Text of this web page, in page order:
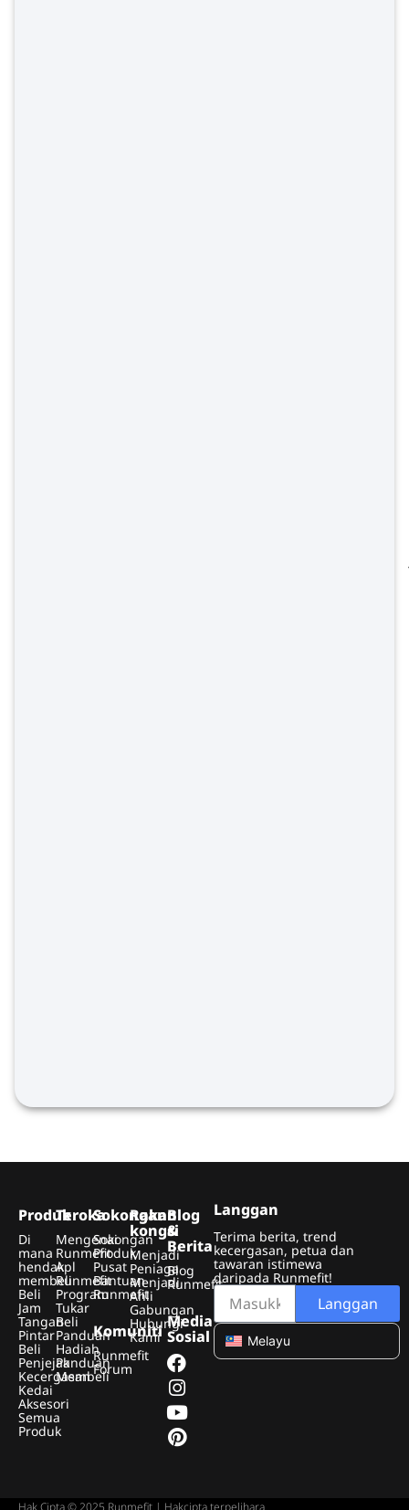
Produk
Di
mana
hendak
membeli
Beli
Jam
Tangan
Pintar
Beli
Penjejak
Kecergasan
Kedai
Aksesori
Semua
Produk
Teroka
Mengenai
Runmefit
Apl
Runmefit
Program
Tukar
Beli
Panduan
Hadiah
Panduan
Membeli
Sokongan
Sokongan
Produk
Pusat
Bantuan
Runmefit
Komuniti
Runmefit
Forum
Rakan
kongsi
Menjadi
Peniaga
Menjadi
Ahli
Gabungan
Hubungi
Kami
Blog
&
Berita
Blog
Runmefit
Media
Sosial
Langgan
Terima berita, trend
kecergasan, petua dan
tawaran istimewa
daripada Runmefit!
Langgan
Melayu
Hak Cipta © 2025 Runmefit | Hakcipta terpelihara.